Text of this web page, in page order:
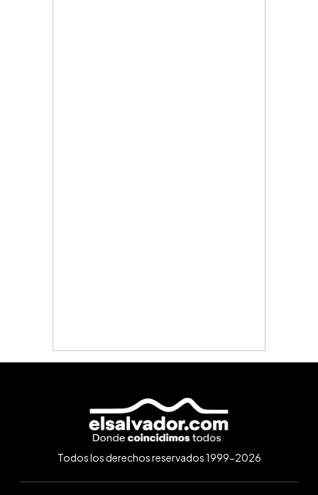
Todos los derechos reservados 1999-2026